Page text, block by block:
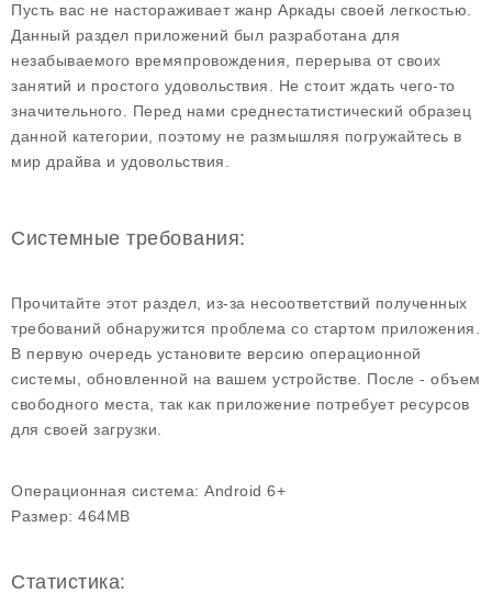
Пусть вас не настораживает жанр Аркады своей легкостью.
Данный раздел приложений был разработана для
незабываемого времяпровождения, перерыва от своих
занятий и простого удовольствия. Не стоит ждать чего-то
значительного. Перед нами среднестатистический образец
данной категории, поэтому не размышляя погружайтесь в
мир драйва и удовольствия.
Системные требования:
Прочитайте этот раздел, из-за несоответствий полученных
требований обнаружится проблема со стартом приложения.
В первую очередь установите версию операционной
системы, обновленной на вашем устройстве. После - объем
свободного места, так как приложение потребует ресурсов
для своей загрузки.
Операционная система: Android 6+
Размер: 464MB
Статистика: